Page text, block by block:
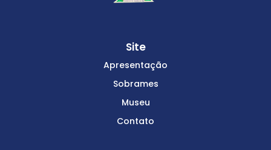
Site
Apresentação
Sobrames
Museu
Contato